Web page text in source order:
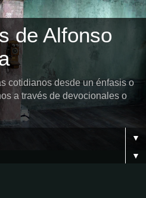
de Alfonso
cotidianos desde un énfasis o
a través de devocionales o
▼
▼